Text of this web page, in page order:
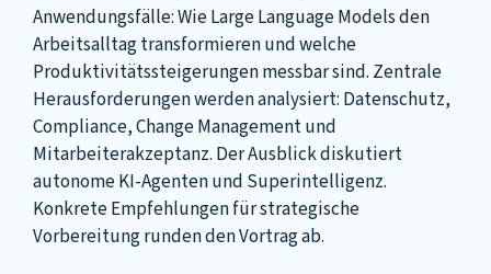
Anwendungsfälle: Wie Large Language Models den
Arbeitsalltag transformieren und welche
Produktivitätssteigerungen messbar sind. Zentrale
Herausforderungen werden analysiert: Datenschutz,
Compliance, Change Management und
Mitarbeiterakzeptanz. Der Ausblick diskutiert
autonome KI-Agenten und Superintelligenz.
Konkrete Empfehlungen für strategische
Vorbereitung runden den Vortrag ab.